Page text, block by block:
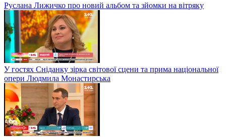
Руслана Лижичко про новий альбом та зйомки на вітряку
У гостях Сніданку зірка світової сцени та прима національної
опери Людмила Монастирська